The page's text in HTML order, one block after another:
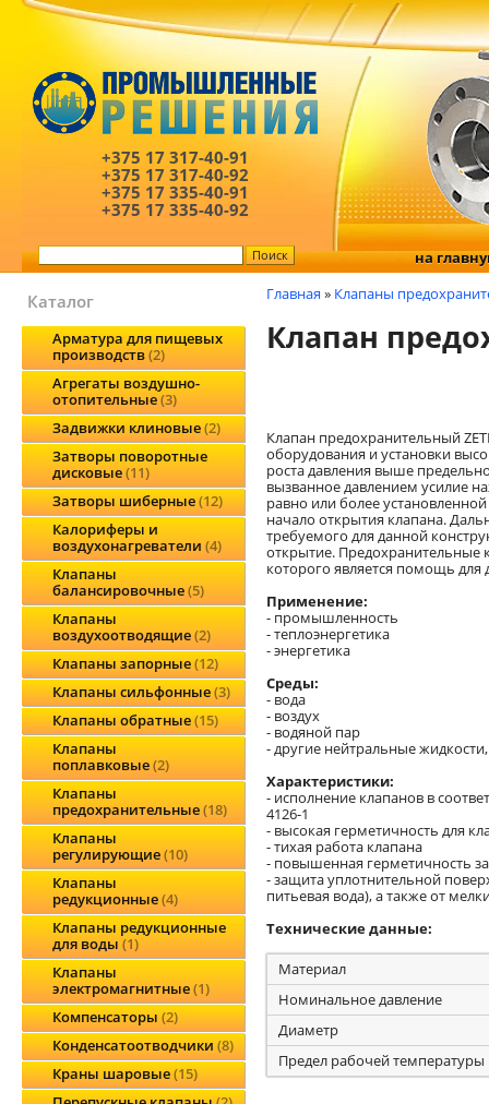
+375 17 317-40-91
+375 17 317-40-92
+375 17 335-40-91
+375 17 335-40-92
на
Каталог
Арматура для пищевых
производств 2
Агрегаты воздушно-
отопительные 3
Задвижки клиновые 2
Затворы поворотные
дисковые 11
Затворы шиберные 12
Калориферы и
воздухонагреватели 4
Клапаны
балансировочные 5
Клапаны
воздухоотводящие 2
Клапаны запорные 12
Клапаны сильфонные 3
Клапаны обратные 15
Клапаны
поплавковые 2
Клапаны
предохранительные 18
Клапаны
регулирующие 10
Клапаны
редукционные 4
Клапаны редукционные
для воды 1
Клапаны
электромагнитные 1
Компенсаторы 2
Конденсатоотводчики 8
Краны шаровые 15
Главная » Клапаны
Клапан
Клапан предохранительный
оборудования и установки
роста давления выше
вызванное давлением усилие
равно или более
начало открытия клапана.
требуемого для данной
открытие. Предохранительные
которого является помощь
Применение:
- промышленность
- теплоэнергетика
- энергетика
Среды:
- вода
- воздух
- водяной пар
- другие нейтральные
Характеристики:
- исполнение клапанов в
4126-1
- высокая герметичность для
- тихая работа клапана
- повышенная герметичность
- защита уплотнительной
питьевая вода), а также от
Технические данные:
Материал
Номинальное давление
Диаметр
Предел рабочей температуры